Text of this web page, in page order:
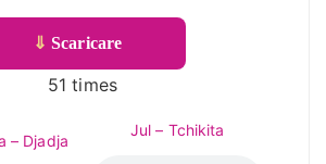
⇓ Scaricare
51 times
– Djadja
Jul – Tchikita